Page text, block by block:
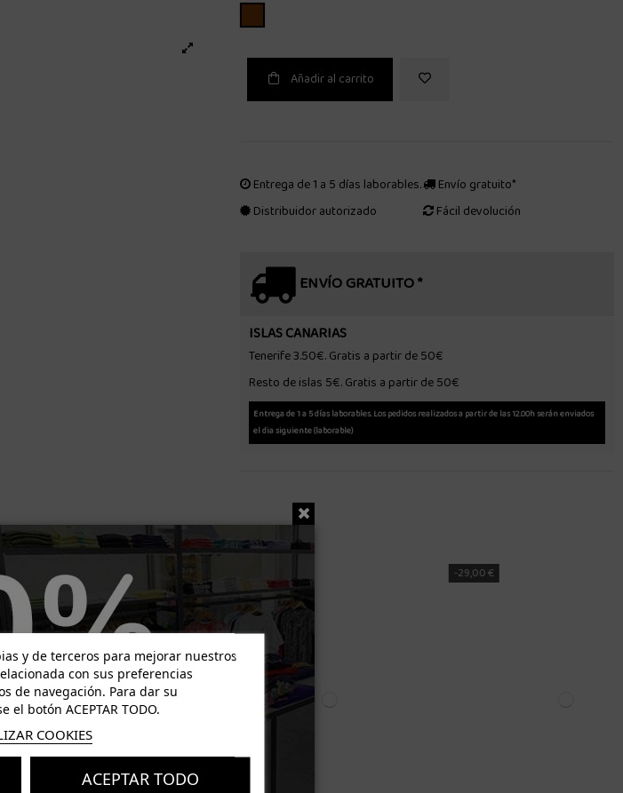
Añadir al carrito
Entrega de 1 a 5 días laborables.
Distribuidor autorizado
Envío gratuito*
Fácil devolución
ENVÍO GRATUITO *
ISLAS CANARIAS
Tenerife 3.50€. Gratis a partir de 50€
Resto de islas 5€. Gratis a partir de 50€
Entrega de 1 a 5 días laborables. Los pedidos realizados a partir de las 12.00h serán enviados
el dia siguiente (laborable)
y de terceros para mejorar nuestros
con sus preferencias
de navegación. Para dar su
botón ACEPTAR TODO.
COOKIES
ACEPTAR TODO